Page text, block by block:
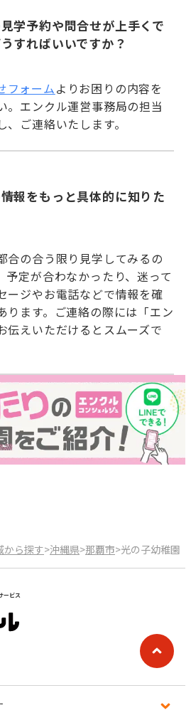
学予約や問合せが上手くで
すればいいですか？
フォームよりお困りの内容を
。エンクル運営事務局の担当
ご連絡いたします。
報をもっと具体的に知りた
合の合う限り見学してみるの
予定が合わなかったり、迷って
ージやお電話などで情報を確
ります。ご連絡の際には「エン
伝えいただけるとスムーズで
から探す>沖縄県>那覇市>光の子幼稚園
ービス